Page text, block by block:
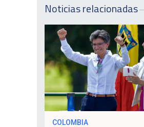
Noticias relacionadas
COLOMBIA